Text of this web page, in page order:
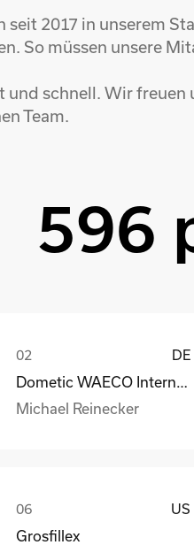
2017 in unserem
So müssen unsere
und schnell. Wir
Team.
596
DE
Michael Reinecker
US
Grosfillex